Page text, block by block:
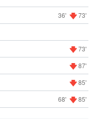
36' 73'
73'
87'
85'
68' 85'